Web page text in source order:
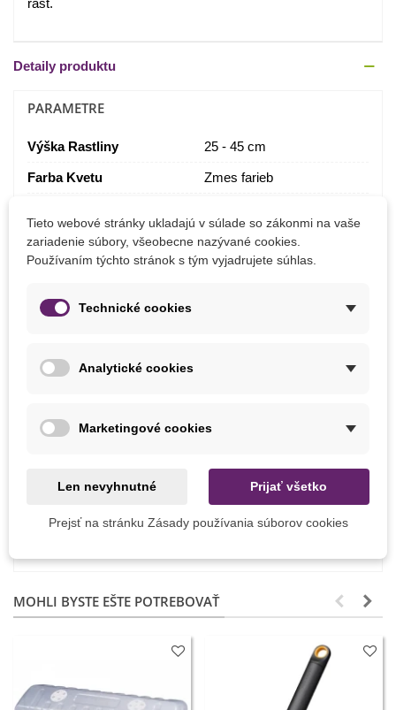
rast.
Detaily produktu
PARAMETRE
Výška Rastliny 25 - 45 cm
Farba Kvetu Zmes farieb
Júl
Jún
Máj
Stanovište
Trávna Zmes
Pestovanie
V exteriéri
Odroda Nehybridné
MOHLI BYSTE EŠTE POTREBOVAŤ
Tieto webové stránky ukladajú v súlade so zákonmi na vaše
zariadenie súbory, všeobecne nazývané cookies.
Používaním týchto stránok s tým vyjadrujete súhlas.
Technické cookies
Analytické cookies
Marketingové cookies
Len nevyhnutné Prijať všetko
Prejsť na stránku Zásady používania súborov cookies